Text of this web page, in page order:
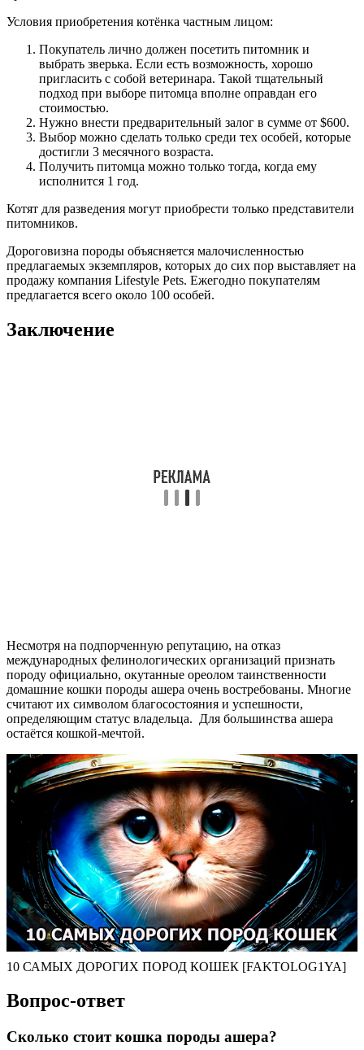
Условия приобретения котёнка частным лицом:
Покупатель лично должен посетить питомник и
выбрать зверька. Если есть возможность, хорошо
пригласить с собой ветеринара. Такой тщательный
подход при выборе питомца вполне оправдан его
стоимостью.
Нужно внести предварительный залог в сумме от $600.
Выбор можно сделать только среди тех особей, которые
достигли 3 месячного возраста.
Получить питомца можно только тогда, когда ему
исполнится 1 год.
Котят для разведения могут приобрести только представители
питомников.
Дороговизна породы объясняется малочисленностью
предлагаемых экземпляров, которых до сих пор выставляет на
продажу компания Lifestyle Pets. Ежегодно покупателям
предлагается всего около 100 особей.
Заключение
Несмотря на подпорченную репутацию, на отказ
международных фелинологических организаций признать
породу официально, окутанные ореолом таинственности
домашние кошки породы ашера очень востребованы. Многие
считают их символом благосостояния и успешности,
определяющим статус владельца. Для большинства ашера
остаётся кошкой-мечтой.
10 САМЫХ ДОРОГИХ ПОРОД КОШЕК [FAKTOLOG1YA]
Вопрос-ответ
Сколько стоит кошка породы ашера?